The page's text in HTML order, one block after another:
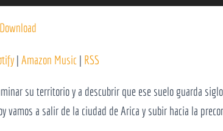
Download
| Amazon Music | RSS
su territorio y a descubrir que ese suelo guarda
vamos a salir de la ciudad de Arica y subir hacia la